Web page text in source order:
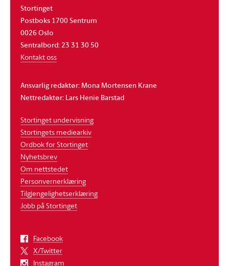
Stortinget
Postboks 1700 Sentrum
0026 Oslo
Sentralbord: 23 31 30 50
Kontakt oss
Ansvarlig redaktør: Mona Mortensen Krane
Nettredaktør: Lars Henie Barstad
Stortinget undervisning
Stortingets mediearkiv
Ordbok for Stortinget
Nyhetsbrev
Om nettstedet
Personvernerklæring
Tilgjengelighetserklæring
Jobb på Stortinget
Facebook
X/Twitter
Instagram